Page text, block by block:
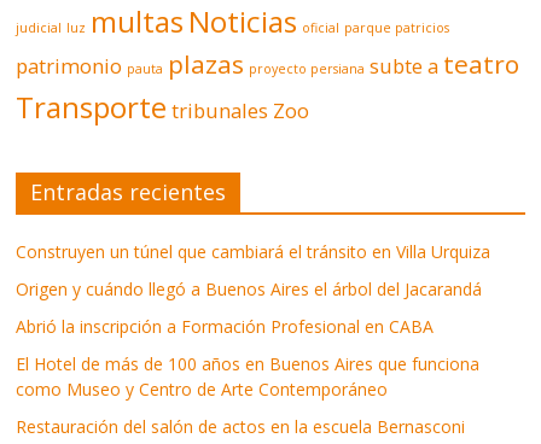
judicial luz multas Noticias oficial parque patricios
patrimonio pauta plazas proyecto persiana subte a teatro
Transporte tribunales Zoo
Entradas recientes
Construyen un túnel que cambiará el tránsito en Villa Urquiza
Origen y cuándo llegó a Buenos Aires el árbol del Jacarandá
Abrió la inscripción a Formación Profesional en CABA
El Hotel de más de 100 años en Buenos Aires que funciona
como Museo y Centro de Arte Contemporáneo
Restauración del salón de actos en la escuela Bernasconi